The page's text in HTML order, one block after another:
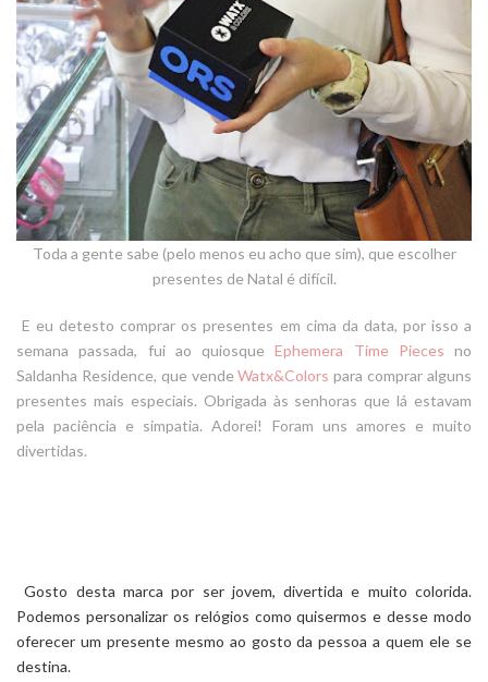
Toda a gente sabe (pelo menos eu acho que sim), que escolher
presentes de Natal é difícil.
E eu detesto comprar os presentes em cima da data, por isso a
semana passada, fui ao quiosqueEphemera Time Pieces no
Saldanha Residence, que vende Watx&Colors para comprar alguns
presentes mais especiais. Obrigada às senhoras que lá estavam
pela paciência e simpatia.Adorei! Foram uns amores e muito
divertidas.
Gosto desta marca por ser jovem, divertida e muito colorida.
Podemos personalizar os relógios como quisermos e desse modo
oferecer um presente mesmo ao gosto da pessoa a quem ele se
destina.